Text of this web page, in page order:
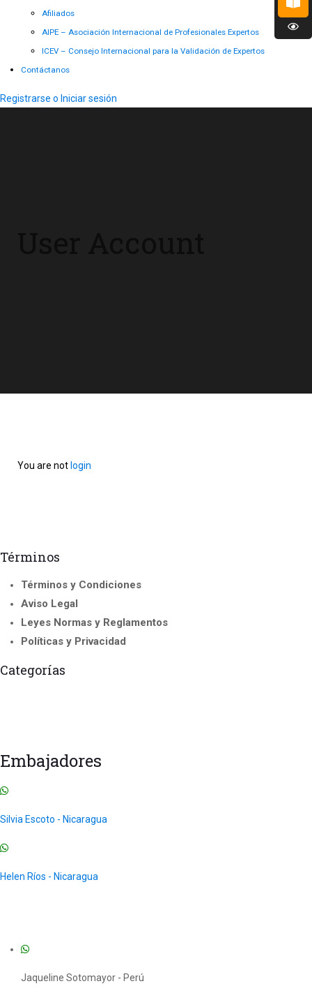
Afiliados
AIPE – Asociación Internacional de Profesionales Expertos
ICEV – Consejo Internacional para la Validación de Expertos
Contáctanos
Registrarse o Iniciar sesión
You are not login
Términos
Términos y Condiciones
Aviso Legal
Leyes Normas y Reglamentos
Políticas y Privacidad
Categorías
Embajadores
Silvia Escoto - Nicaragua
Helen Ríos - Nicaragua
Jaqueline Sotomayor - Perú